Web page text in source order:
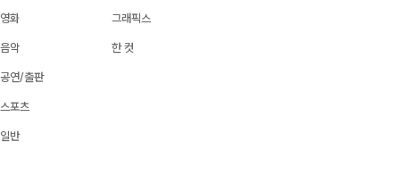
영화
음악
공연/출판
스포츠
일반
그래픽스
한 컷